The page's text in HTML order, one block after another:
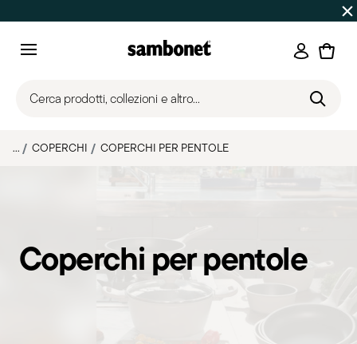
Fino al -50% | Ordini dal 7 al 16 agosto:
Accedi
Cerca prodotti, collezioni e altro...
... COPERCHI COPERCHI PER PENTOLE
Coperchi per pentole